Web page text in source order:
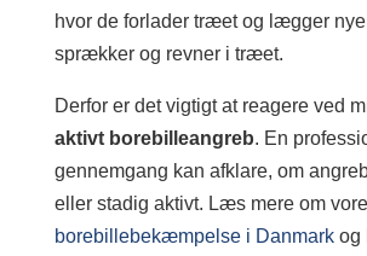
hvor de forlader træet og lægger
sprækker og revner i træet.
Derfor er det vigtigt at reagere ved
aktivt borebilleangreb. En
gennemgang kan afklare, om
eller stadig aktivt. Læs mere om
borebillebekæmpelse i Danmark og